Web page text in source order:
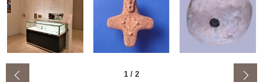
1 / 2